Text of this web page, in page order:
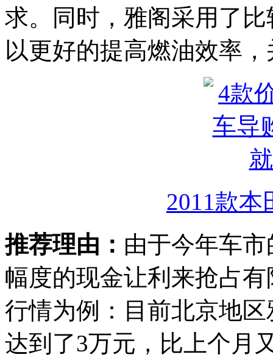
求。同时，雅阁采用了
以更好的提高燃油效率
2011款本
推荐理由： 由于今年车
幅度的现金让利来抢占
行情为例：目前北京地
达到了3万元，比上个月